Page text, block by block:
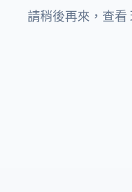
請稍後再來，查看